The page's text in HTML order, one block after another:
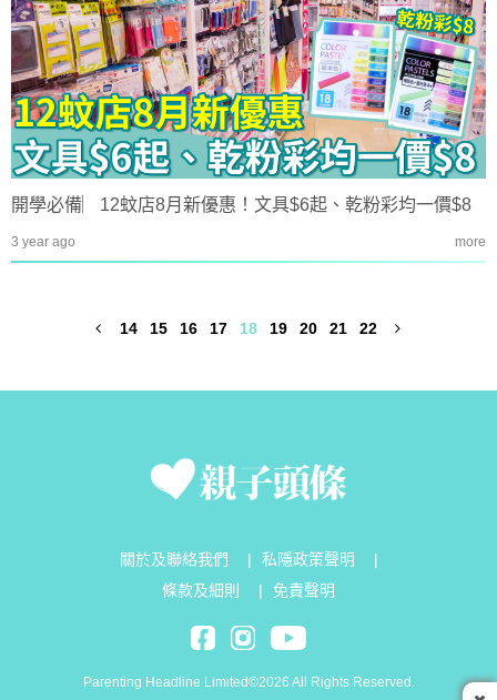
開學必備︳12蚊店8月新優惠！文具$6起、乾粉彩均一價$8
3 year ago more
14 15 16 17 18 19 20 21 22
關於及聯絡我們 私隱政策聲明
條款及細則
免責聲明
Parenting Headline Limited©2026 All Rights Reserved.